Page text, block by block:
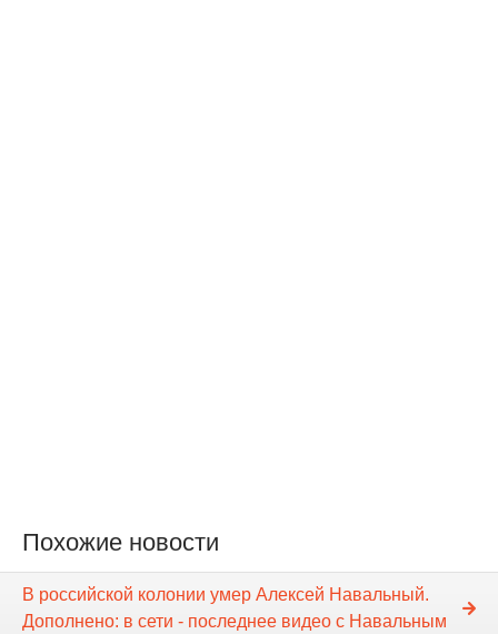
Похожие новости
В российской колонии умер Алексей Навальный.
Дополнено: в сети - последнее видео с Навальным